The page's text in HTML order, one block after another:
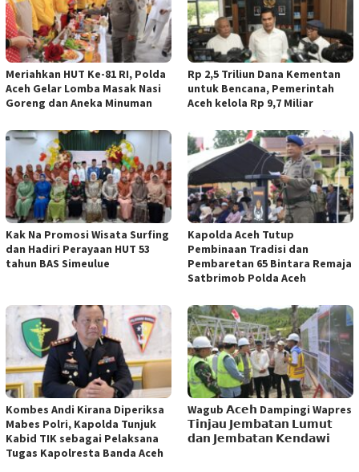
Meriahkan HUT Ke-81 RI, Polda
Aceh Gelar Lomba Masak Nasi
Goreng dan Aneka Minuman
Rp 2,5 Triliun Dana Kementan
untuk Bencana, Pemerintah
Aceh kelola Rp 9,7 Miliar
Kak Na Promosi Wisata Surfing
dan Hadiri Perayaan HUT 53
tahun BAS Simeulue
Kapolda Aceh Tutup
Pembinaan Tradisi dan
Pembaretan 65 Bintara Remaja
Satbrimob Polda Aceh
Kombes Andi Kirana Diperiksa
Mabes Polri, Kapolda Tunjuk
Kabid TIK sebagai Pelaksana
Tugas Kapolresta Banda Aceh
Wagub 𝗔𝗰𝗲𝗵 Dampingi Wapres
𝗧𝗶𝗻𝗷𝗮𝘂 𝗝𝗲𝗺𝗯𝗮𝘁𝗮𝗻 𝗟𝘂𝗺𝘂𝘁
𝗱𝗮𝗻 𝗝𝗲𝗺𝗯𝗮𝘁𝗮𝗻 𝗞𝗲𝗻𝗱𝗮𝘄𝗶